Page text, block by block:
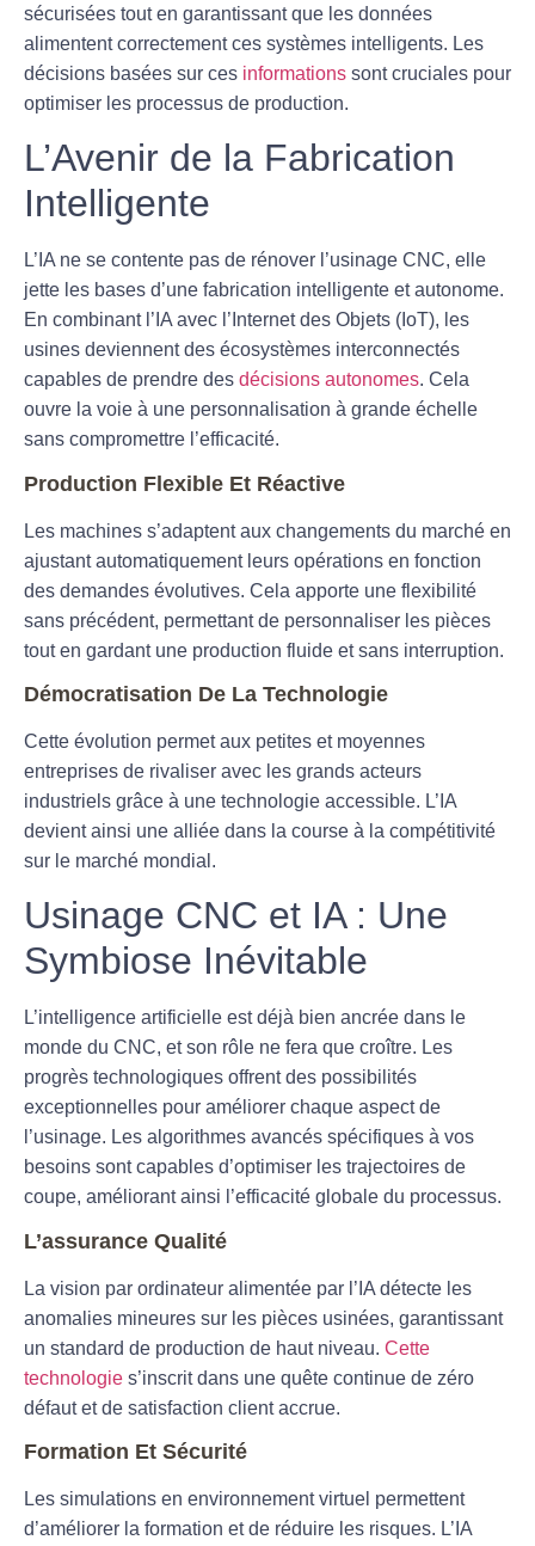
sécurisées tout en garantissant que les données
alimentent correctement ces systèmes intelligents. Les
décisions basées sur ces informations sont cruciales pour
optimiser les processus de production.
L’Avenir de la Fabrication
Intelligente
L’IA ne se contente pas de rénover l’usinage CNC, elle
jette les bases d’une fabrication intelligente et autonome.
En combinant l’IA avec l’Internet des Objets (IoT), les
usines deviennent des écosystèmes interconnectés
capables de prendre des décisions autonomes. Cela
ouvre la voie à une personnalisation à grande échelle
sans compromettre l’efficacité.
Production Flexible Et Réactive
Les machines s’adaptent aux changements du marché en
ajustant automatiquement leurs opérations en fonction
des demandes évolutives. Cela apporte une flexibilité
sans précédent, permettant de personnaliser les pièces
tout en gardant une production fluide et sans interruption.
Démocratisation De La Technologie
Cette évolution permet aux petites et moyennes
entreprises de rivaliser avec les grands acteurs
industriels grâce à une technologie accessible. L’IA
devient ainsi une alliée dans la course à la compétitivité
sur le marché mondial.
Usinage CNC et IA : Une
Symbiose Inévitable
L’intelligence artificielle est déjà bien ancrée dans le
monde du CNC, et son rôle ne fera que croître. Les
progrès technologiques offrent des possibilités
exceptionnelles pour améliorer chaque aspect de
l’usinage. Les algorithmes avancés spécifiques à vos
besoins sont capables d’optimiser les trajectoires de
coupe, améliorant ainsi l’efficacité globale du processus.
L’assurance Qualité
La vision par ordinateur alimentée par l’IA détecte les
anomalies mineures sur les pièces usinées, garantissant
un standard de production de haut niveau. Cette
technologie s’inscrit dans une quête continue de zéro
défaut et de satisfaction client accrue.
Formation Et Sécurité
Les simulations en environnement virtuel permettent
d’améliorer la formation et de réduire les risques. L’IA